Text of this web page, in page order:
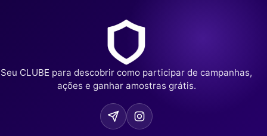
Seu CLUBE para descobrir como participar de campanhas,
ações e ganhar amostras grátis.